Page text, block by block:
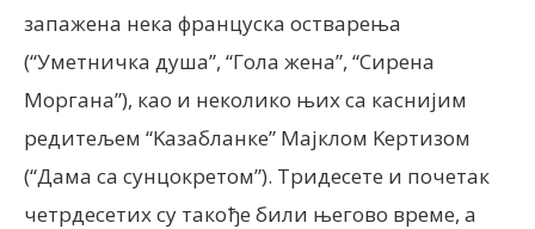
запажена нека француска остварења
(“Уметничка душа”, “Гола жена”, “Сирена
Моргана”), као и неколико њих са каснијим
редитељем “Kазабланке” Мајклом Kертизом
(“Дама са сунцокретом”). Тридесете и почетак
четрдесетих су такође били његово време, а